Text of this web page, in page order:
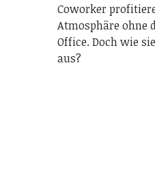
Coworker
Atmosphäre ohne
Office. Doch wie
aus?